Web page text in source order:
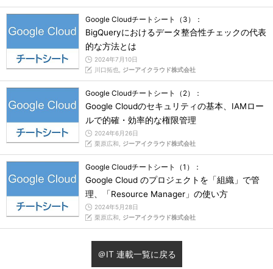
Google Cloudチートシート（3）：
BigQueryにおけるデータ整合性チェックの代表
的な方法とは
2024年7月10日
川口拓也, ジーアイクラウド株式会社
Google Cloudチートシート（2）：
Google Cloudのセキュリティの基本、IAMロー
ルで的確・効率的な権限管理
2024年6月26日
栗原広和, ジーアイクラウド株式会社
Google Cloudチートシート（1）：
Google Cloud のプロジェクトを「組織」で管
理、「Resource Manager」の使い方
2024年5月28日
栗原広和, ジーアイクラウド株式会社
＠IT 連載一覧に戻る